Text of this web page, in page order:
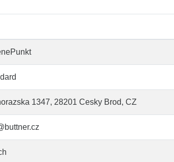
1347, 28201 Cesky Brod, CZ